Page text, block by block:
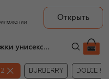
Открыть
Детские сапожки унисекс Dsquared2
BURBERRY DOLCE &